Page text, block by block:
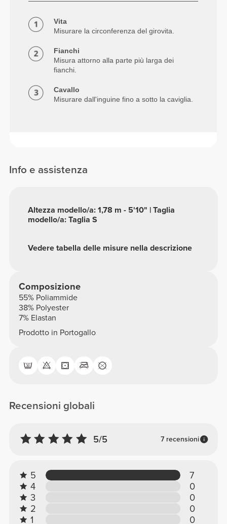
Vita
Misurare la circonferenza del girovita.
Fianchi
Misura attorno alla parte più larga dei
fianchi.
Cavallo
Misurare dall'inguine fino a sotto la caviglia.
Info e assistenza
Vedere tabella delle misure nella descrizione
Altezza modello/a: 1,78 m - 5'10" | Taglia
modello/a: Taglia S
Composizione
55% Poliammide
38% Polyester
7% Elastan
Prodotto in Portogallo
Recensioni globali
5/5 7 recensioni
5
7
4
0
3
0
2
0
1
0